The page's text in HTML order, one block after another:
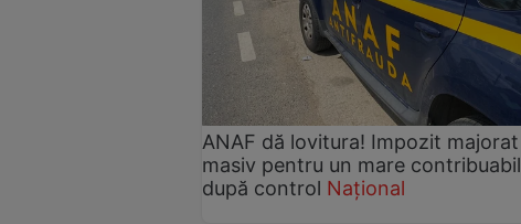
ANAF dă lovitura! Impozit majorat
masiv pentru un mare contribuabil
după control Național